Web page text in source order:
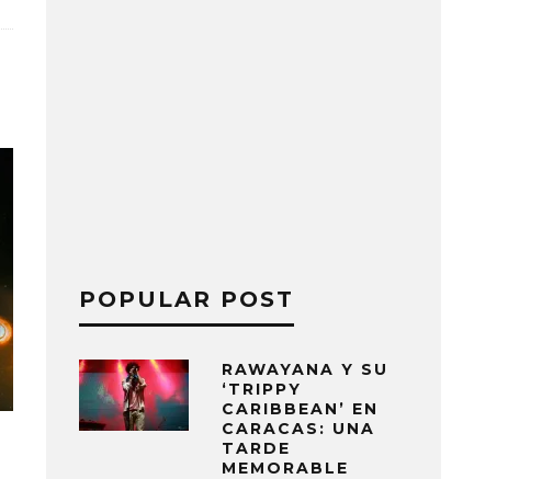
POPULAR POST
RAWAYANA Y SU
‘TRIPPY
CARIBBEAN’ EN
CARACAS: UNA
TARDE
MEMORABLE